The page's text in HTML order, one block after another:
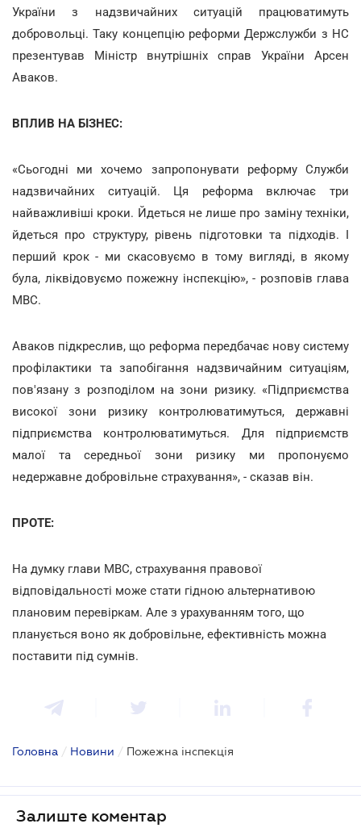
України з надзвичайних ситуацій працюватимуть
добровольці. Таку концепцію реформи Держслужби з НС
презентував Міністр внутрішніх справ України Арсен
Аваков.
ВПЛИВ НА БІЗНЕС:
«Сьогодні ми хочемо запропонувати реформу Служби
надзвичайних ситуацій. Ця реформа включає три
найважливіші кроки. Йдеться не лише про заміну техніки,
йдеться про структуру, рівень підготовки та підходів. І
перший крок - ми скасовуємо в тому вигляді, в якому
була, ліквідовуємо пожежну інспекцію», - розповів глава
МВС.
Аваков підкреслив, що реформа передбачає нову систему
профілактики та запобігання надзвичайним ситуаціям,
пов'язану з розподілом на зони ризику. «Підприємства
високої зони ризику контролюватимуться, державні
підприємства контролюватимуться. Для підприємств
малої та середньої зони ризику ми пропонуємо
недержавне добровільне страхування», - сказав він.
ПРОТЕ:
На думку глави МВС, страхування правової
відповідальності може стати гідною альтернативою
плановим перевіркам. Але з урахуванням того, що
планується воно як добровільне, ефективність можна
поставити під сумнів.
Головна / Новини / Пожежна інспекція
Залиште коментар